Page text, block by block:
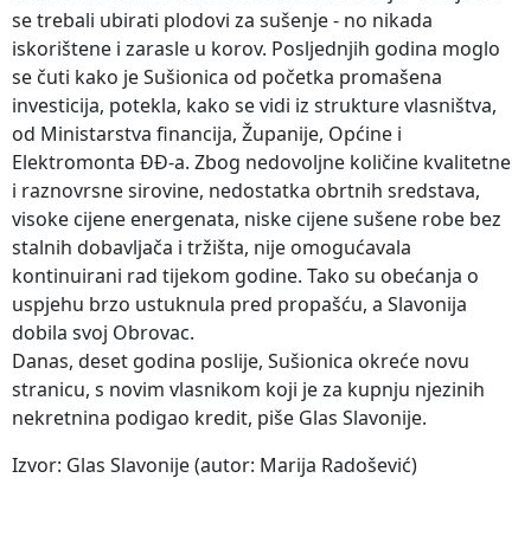
se trebali ubirati plodovi za sušenje - no nikada
iskorištene i zarasle u korov. Posljednjih godina moglo
se čuti kako je Sušionica od početka promašena
investicija, potekla, kako se vidi iz strukture vlasništva,
od Ministarstva financija, Županije, Općine i
Elektromonta ĐĐ-a. Zbog nedovoljne količine kvalitetne
i raznovrsne sirovine, nedostatka obrtnih sredstava,
visoke cijene energenata, niske cijene sušene robe bez
stalnih dobavljača i tržišta, nije omogućavala
kontinuirani rad tijekom godine. Tako su obećanja o
uspjehu brzo ustuknula pred propašću, a Slavonija
dobila svoj Obrovac.
Danas, deset godina poslije, Sušionica okreće novu
stranicu, s novim vlasnikom koji je za kupnju njezinih
nekretnina podigao kredit, piše Glas Slavonije.
Izvor: Glas Slavonije (autor: Marija Radošević)